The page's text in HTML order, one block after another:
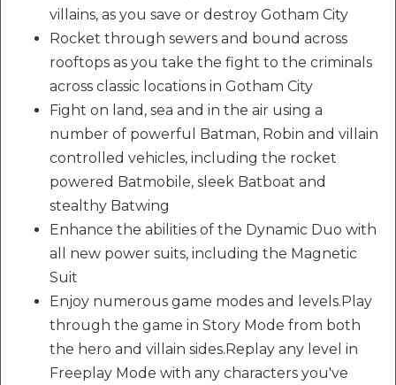
villains, as you save or destroy Gotham City
Rocket through sewers and bound across
rooftops as you take the fight to the criminals
across classic locations in Gotham City
Fight on land, sea and in the air using a
number of powerful Batman, Robin and villain
controlled vehicles, including the rocket
powered Batmobile, sleek Batboat and
stealthy Batwing
Enhance the abilities of the Dynamic Duo with
all new power suits, including the Magnetic
Suit
Enjoy numerous game modes and levels.Play
through the game in Story Mode from both
the hero and villain sides.Replay any level in
Freeplay Mode with any characters you've